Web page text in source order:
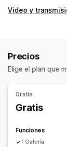
Tipos de galerías
Personalización
Posición del ícono
Editor de
Zoom en
Adaptación a
Video y
Reproducción
Video interactivo
Reproductor de
Widget de videos
Precios
Elige el plan que
Gratis
Gratis
Funciones
1 Galería